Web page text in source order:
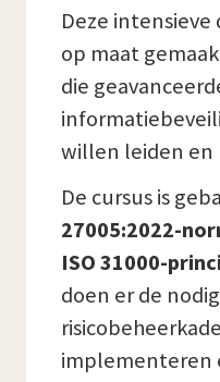
Deze intensieve
op maat
die
willen leiden en
De cursus is
27005:2022-
ISO 31000-
doen er de
implementeren